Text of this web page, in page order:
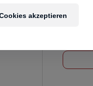
Menge
akzeptieren